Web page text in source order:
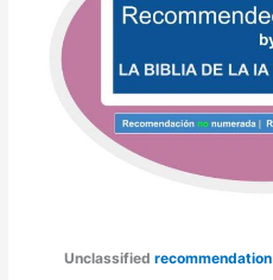
Unclassified recommendation